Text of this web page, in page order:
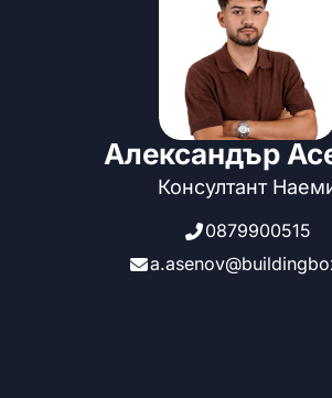
Александър
Консултант
0879900515